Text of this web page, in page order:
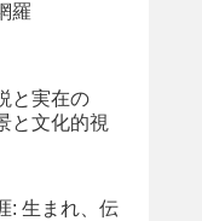
羅
と実在の
と文化的視
: 生まれ、伝